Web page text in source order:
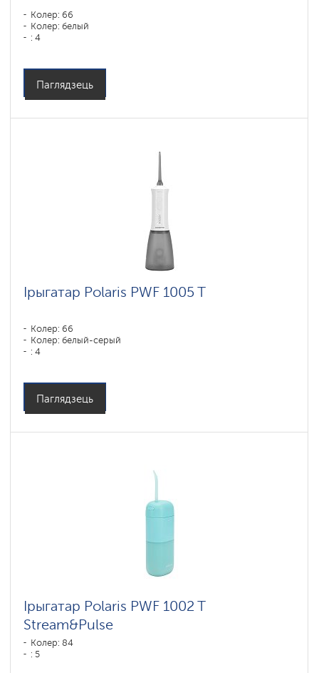
Колер: 66
Колер: белый
: 4
Паглядзець
Ірыгатар Polaris PWF 1005 T
Колер: 66
Колер: белый-серый
: 4
Паглядзець
Ірыгатар Polaris PWF 1002 T
Stream&Pulse
Колер: 84
: 5